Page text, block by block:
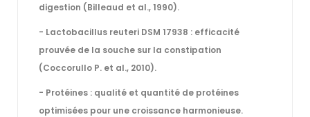
digestion (Billeaud et al., 1990).
- Lactobacillus reuteri DSM 17938 : efficacité
prouvée de la souche sur la constipation
(Coccorullo P. et al., 2010).
- Protéines : qualité et quantité de protéines
optimisées pour une croissance harmonieuse.